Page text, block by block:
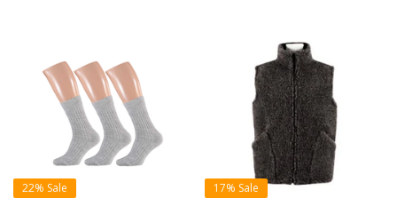
22% Sale 17% Sale